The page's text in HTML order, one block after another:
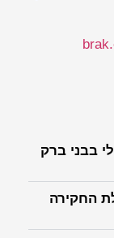
בבני ברק
החקירה